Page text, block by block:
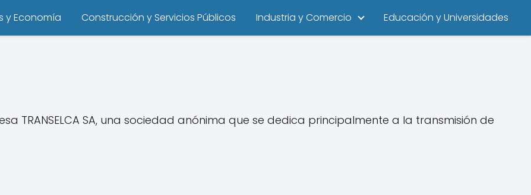
y Economía Construcción y Servicios Públicos Industria y Comercio Educación y Universidades
TRANSELCA SA, una sociedad anónima que se dedica principalmente a la transmisión de